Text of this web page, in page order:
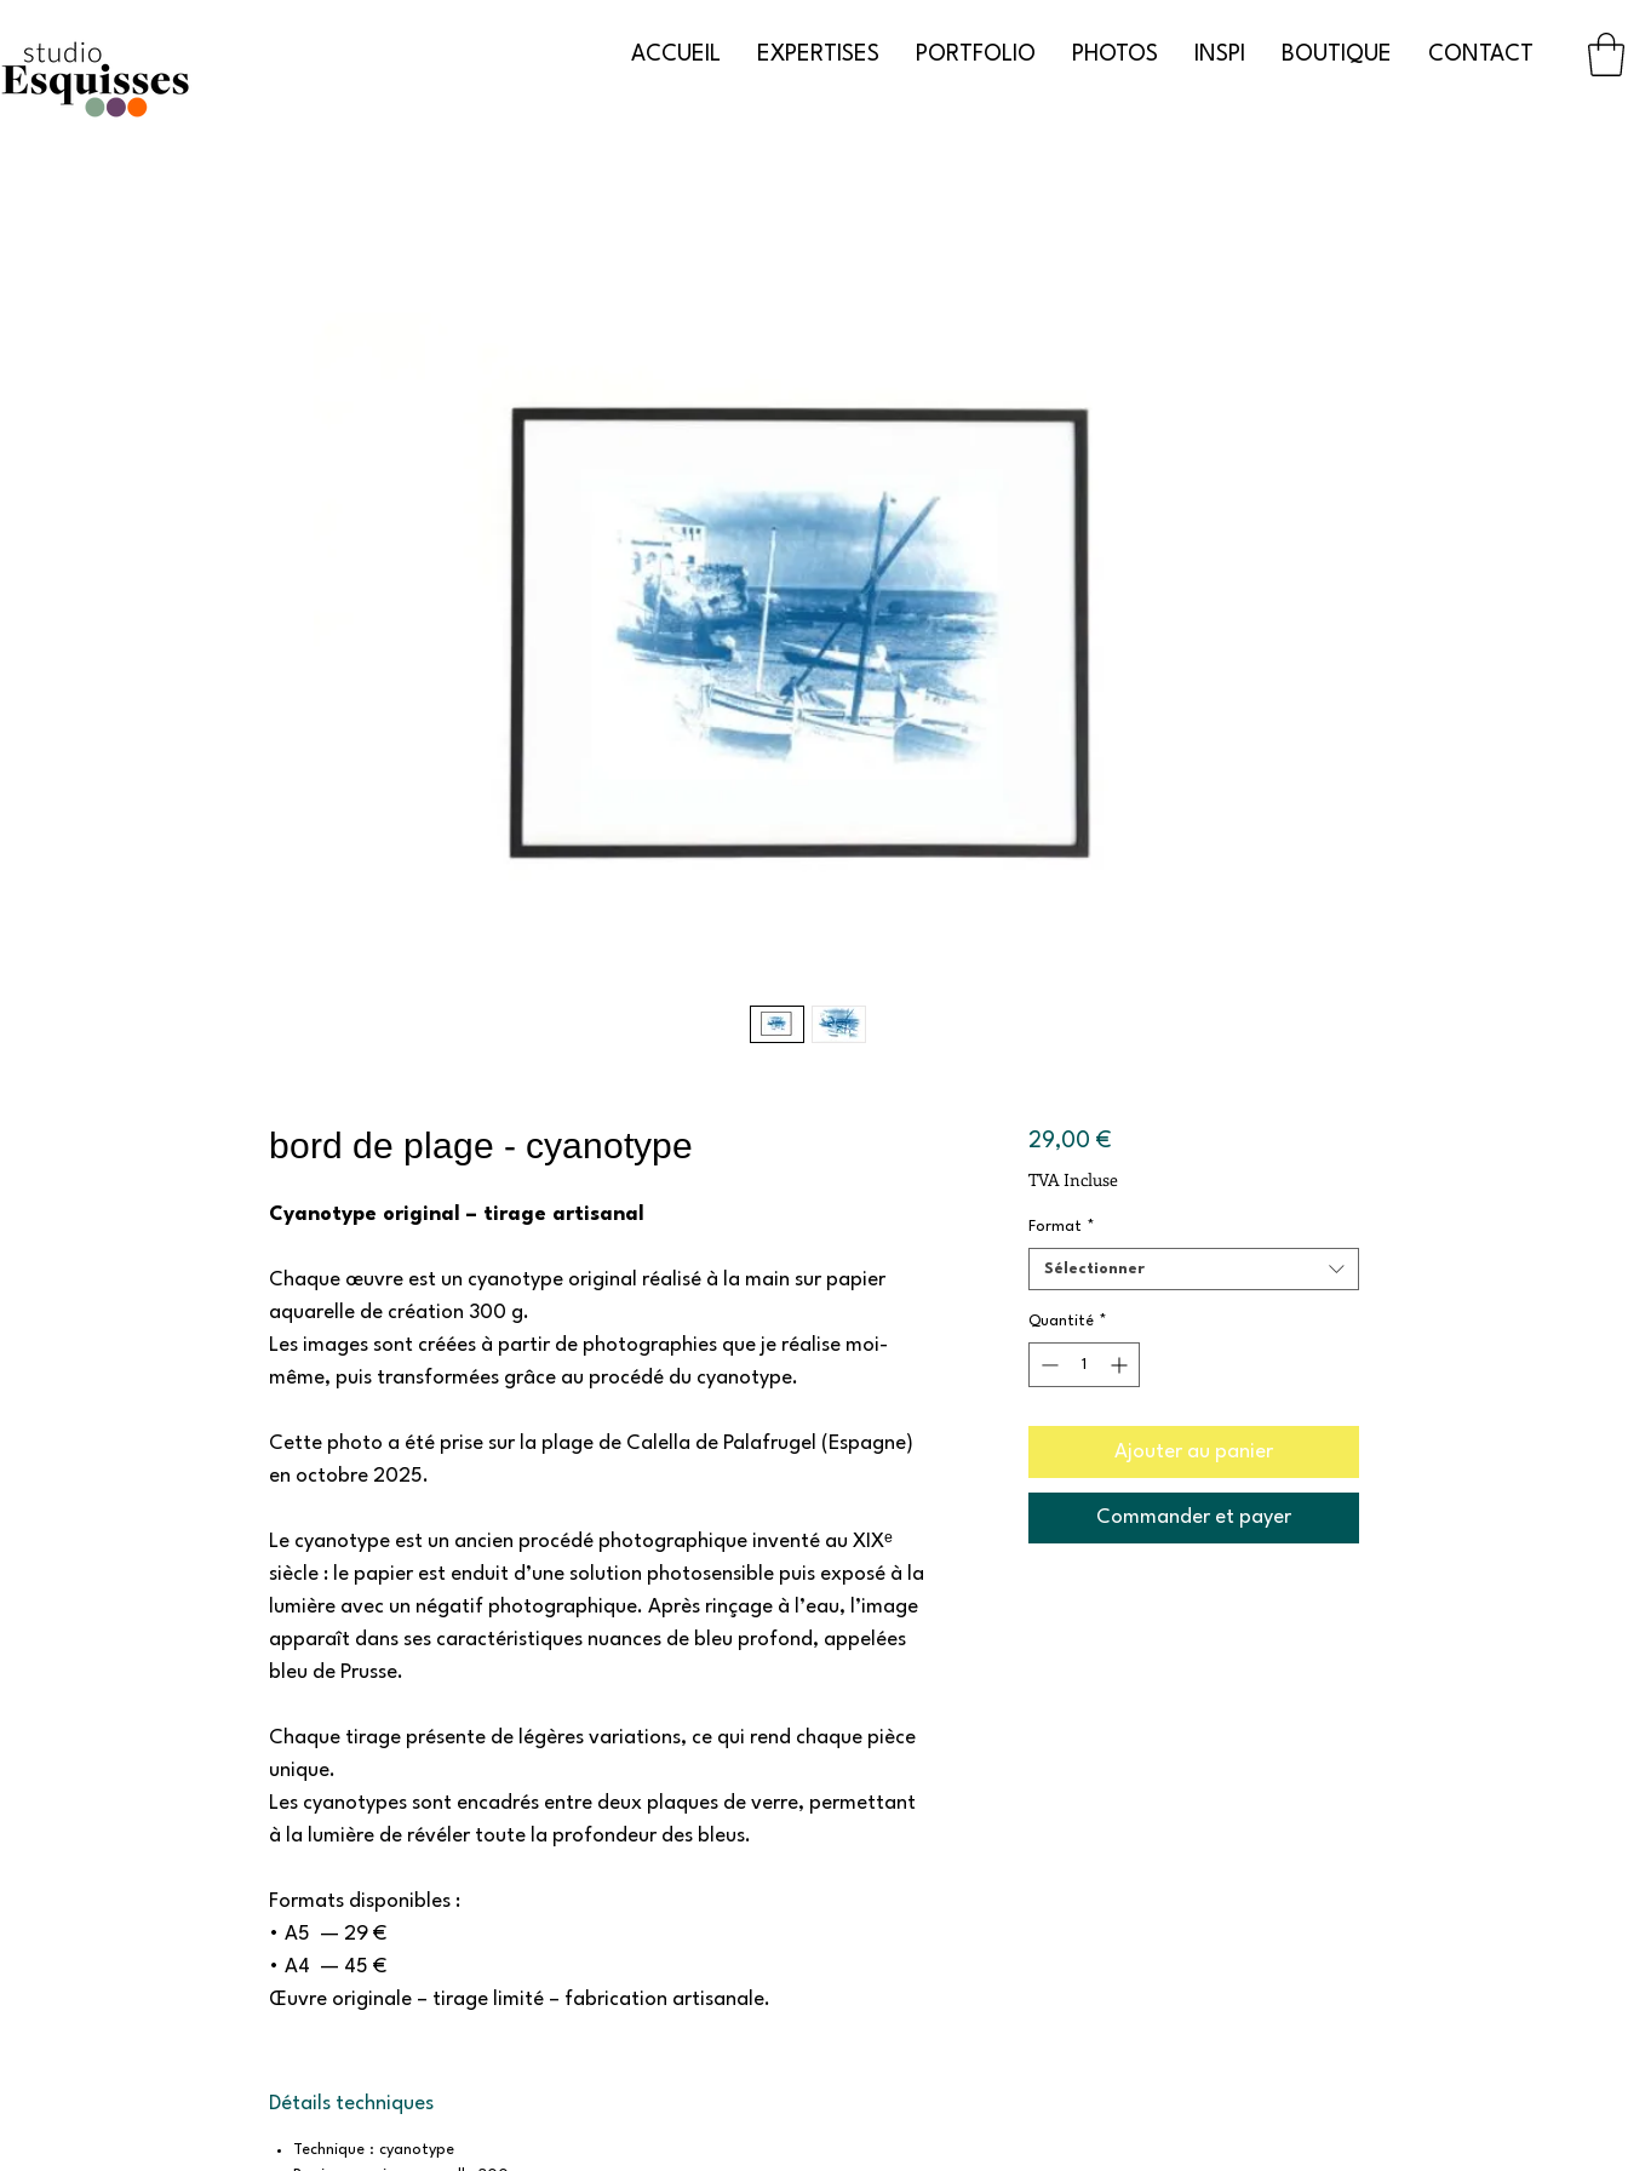
ACCUEIL EXPERTISES PORTFOLIO PHOTOS INSPI BOUTIQUE CONTACT
bord de plage - cyanotype
Cyanotype original – tirage artisanal
Chaque œuvre est un cyanotype original réalisé à la main sur papier
aquarelle de création 300 g.
Les images sont créées à partir de photographies que je réalise moi-
même, puis transformées grâce au procédé du cyanotype.
Cette photo a été prise sur la plage de Calella de Palafrugel (Espagne)
en octobre 2025.
Le cyanotype est un ancien procédé photographique inventé au XIXᵉ
siècle : le papier est enduit d’une solution photosensible puis exposé à la
lumière avec un négatif photographique. Après rinçage à l’eau, l’image
apparaît dans ses caractéristiques nuances de bleu profond, appelées
bleu de Prusse.
Chaque tirage présente de légères variations, ce qui rend chaque pièce
unique.
Les cyanotypes sont encadrés entre deux plaques de verre, permettant
à la lumière de révéler toute la profondeur des bleus.
Formats disponibles :
• A5 — 29 €
• A4 — 45 €
Œuvre originale – tirage limité – fabrication artisanale.
Détails techniques
Technique : cyanotype
29,00 €Prix
TVA Incluse
Format *
Sélectionner
Quantité *
Ajouter au panier
Commander et payer